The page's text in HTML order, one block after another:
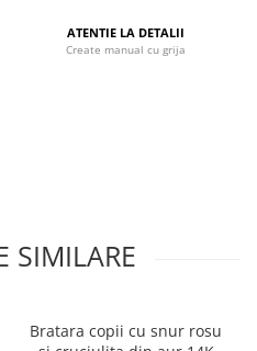
ATENTIE LA DETALII
Create manual cu grija
SIMILARE
Bratara copii cu snur rosu